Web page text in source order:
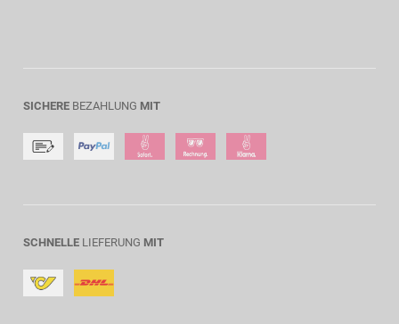
SICHERE BEZAHLUNG MIT
SCHNELLE LIEFERUNG MIT